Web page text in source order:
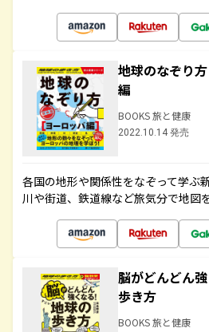
地球のなぞり
編
BOOKS 旅と健康
2022.10.14 発売
各国の地形や関係性をなぞって学ぶ
川や街道、鉄道線など旅気分で地図
脳がどんどん
歩き方
BOOKS 旅と健康